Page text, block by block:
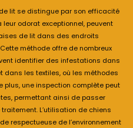
lit se distingue par son efficacité
odorat exceptionnel, peuvent
de lit dans des endroits
méthode offre de nombreux
identifier des infestations dans
dans les textiles, où les méthodes
plus, une inspection complète peut
permettant ainsi de passer
L’utilisation de chiens
respectueuse de l’environnement